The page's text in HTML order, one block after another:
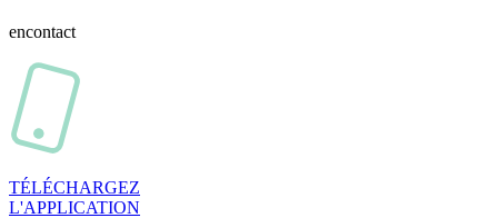
encontact
TÉLÉCHARGEZ
L'APPLICATION